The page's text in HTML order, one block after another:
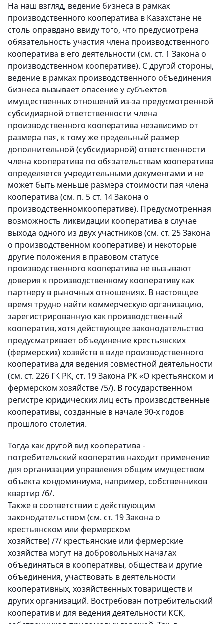
На наш взгляд, ведение бизнеса в рамках
производственного кооператива в Казахстане не
столь оправдано ввиду того, что предусмотрена
обязательность участия члена производственного
кооператива в его деятельности (см. ст. 1 Закона о
производственном кооперативе). С другой стороны,
ведение в рамках производственного объединения
бизнеса вызывает опасение у субъектов
имущественных отношений из-за предусмотренной
субсидиарной ответственности члена
производственного кооператива независимо от
размера пая, к тому же предельный размер
дополнительной (субсидиарной) ответственности
члена кооператива по обязательствам кооператива
определяется учредительными документами и не
может быть меньше размера стоимости пая члена
кооператива (см. п. 5 ст. 14 Закона о
производственномкооперативе). Предусмотренная
возможность ликвидации кооператива в случае
выхода одного из двух участников (см. ст. 25 Закона
о производственном кооперативе) и некоторые
другие положения в правовом статусе
производственного кооператива не вызывают
доверия к производственному кооперативу как
партнеру в рыночных отношениях. В настоящее
время трудно найти коммерческую организацию,
зарегистрированную как производственный
кооператив, хотя действующее законодательство
предусматривает объединение крестьянских
(фермерских) хозяйств в виде производственного
кооператива для ведения совместной деятельности
(см. ст. 226 ГК РК, ст. 19 Закона РК «О крестьянском и
фермерском хозяйстве /5/). В государственном
регистре юридических лиц есть производственные
кооперативы, созданные в начале 90-х годов
прошлого столетия.
Тогда как другой вид кооператива -
потребительский кооператив находит применение
для организации управления общим имуществом
объекта кондоминиума, например, собственников
квартир /6/.
Также в соответствии с действующим
законодательством (см. ст. 19 Закона о
крестьянском или фермерском
хозяйстве) /7/ крестьянские или фермерские
хозяйства могут на добровольных началах
объединяться в кооперативы, общества и другие
объединения, участвовать в деятельности
кооперативных, хозяйственных товариществ и
других организаций. Востребован потребительский
кооператив и для ведения деятельности КСК,